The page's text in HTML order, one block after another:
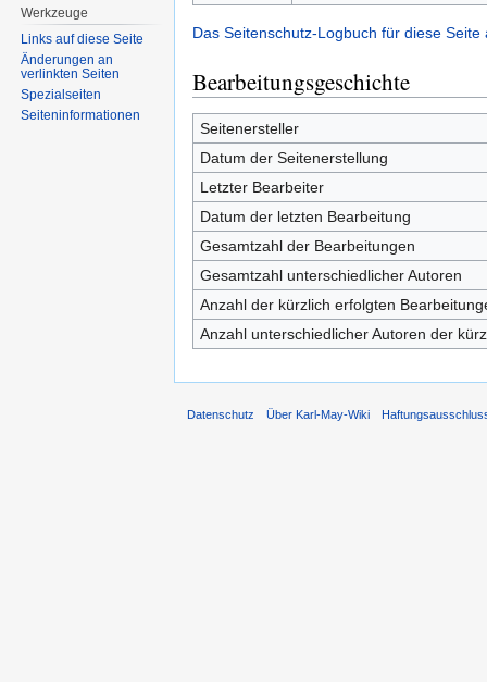
Das Seitenschutz-Logbuch für diese Seite
Bearbeitungsgeschichte
Seitenersteller
Datum der Seitenerstellung
Letzter Bearbeiter
Datum der letzten Bearbeitung
Gesamtzahl der Bearbeitungen
Gesamtzahl unterschiedlicher Autoren
Anzahl der kürzlich erfolgten
Anzahl unterschiedlicher Autoren der
Werkzeuge
Links auf diese Seite
Änderungen an
verlinkten Seiten
Spezialseiten
Seiten­informationen
Datenschutz Über Karl-May-Wiki